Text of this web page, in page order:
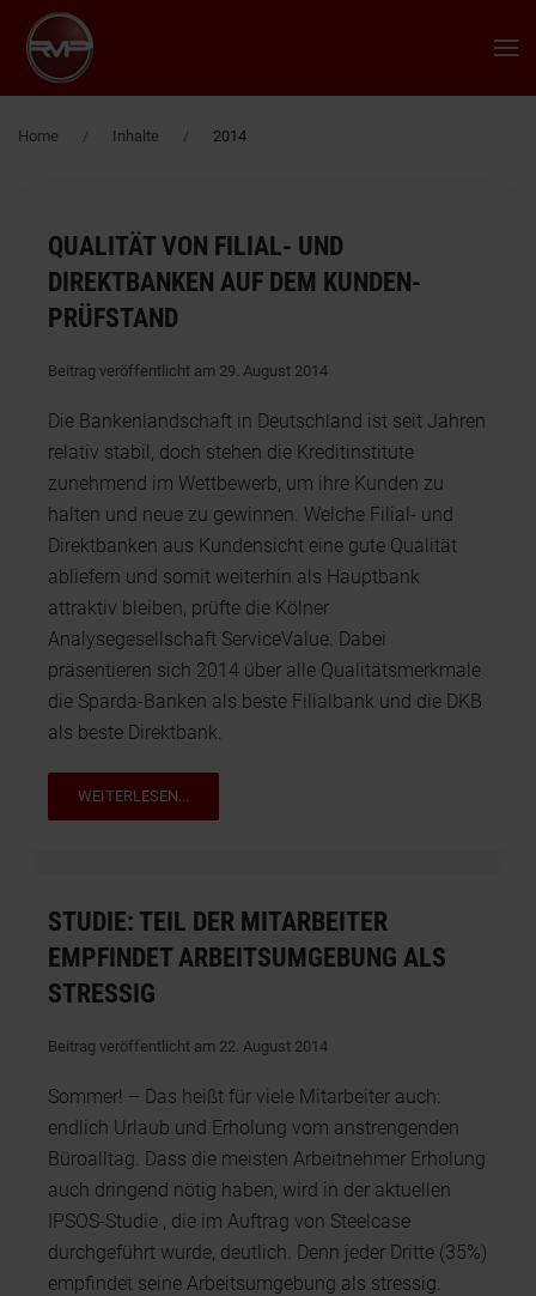
Zum Hauptinhalt springen
Home Inhalte 2014
QUALITÄT VON FILIAL- UND
DIREKTBANKEN AUF DEM KUNDEN-
PRÜFSTAND
Beitrag veröffentlicht am 29. August 2014
Die Bankenlandschaft in Deutschland ist seit Jahren
relativ stabil, doch stehen die Kreditinstitute
zunehmend im Wettbewerb, um ihre Kunden zu
halten und neue zu gewinnen. Welche Filial- und
Direktbanken aus Kundensicht eine gute Qualität
abliefern und somit weiterhin als Hauptbank
attraktiv bleiben, prüfte die Kölner
Analysegesellschaft ServiceValue. Dabei
präsentieren sich 2014 über alle Qualitätsmerkmale
die Sparda-Banken als beste Filialbank und die DKB
als beste Direktbank.
WEITERLESEN...
STUDIE: TEIL DER MITARBEITER
EMPFINDET ARBEITSUMGEBUNG ALS
STRESSIG
Beitrag veröffentlicht am 22. August 2014
Sommer! – Das heißt für viele Mitarbeiter auch:
endlich Urlaub und Erholung vom anstrengenden
Büroalltag. Dass die meisten Arbeitnehmer Erholung
auch dringend nötig haben, wird in der aktuellen
IPSOS-Studie , die im Auftrag von Steelcase
durchgeführt wurde, deutlich. Denn jeder Dritte (35%)
empfindet seine Arbeitsumgebung als stressig.